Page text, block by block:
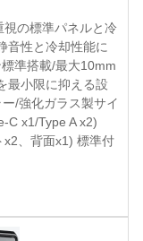
視の標準パネルと冷
音性と冷却性能に
準搭載/最大10mm
最小限に抑える設
/強化ガラス製サイ
C x1/Type A x2)
、背面x1) 標準付